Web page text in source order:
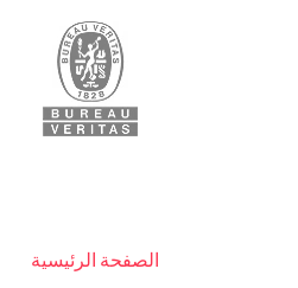
الصفحة الرئيسية